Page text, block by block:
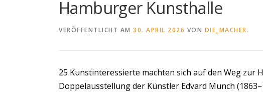
Hamburger Kunsthalle
VERÖFFENTLICHT AM 30. APRIL 2026 VON DIE_MACHER.
25 Kunstinteressierte machten sich auf den Weg
Doppelausstellung der Künstler Edvard Munch